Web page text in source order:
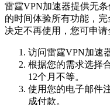
雷霆VPN加速器提供无
的时间体验所有功能，
决定不再使用，您可申
访问雷霆VPN加速
根据您的需求选择
12个月不等。
使用您的电子邮件
成付款。